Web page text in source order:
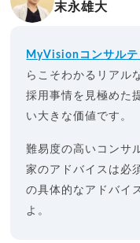
末永雄大
MyVisionコンサルテ
らこそわかるリアル
採用事情を見極めた
い大きな価値です。
難易度の高いコンサ
家のアドバイスは必
の具体的なアドバイ
よ。